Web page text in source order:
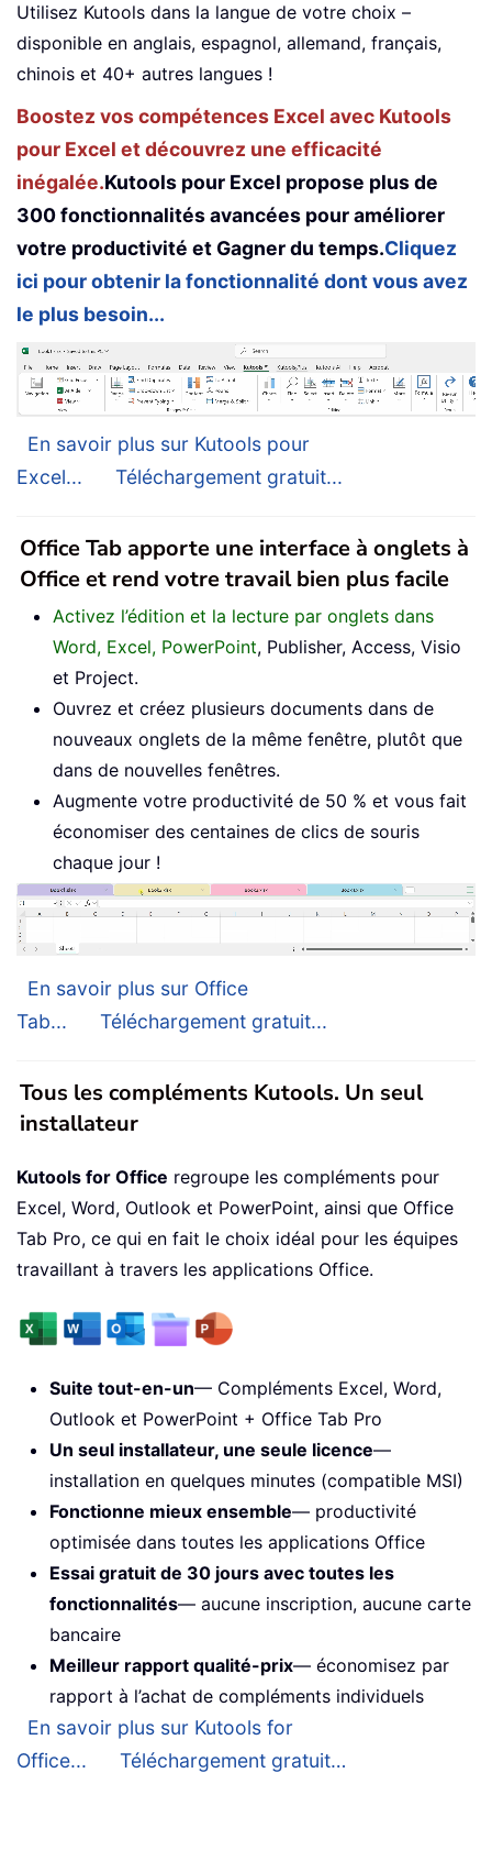
Utilisez Kutools dans la langue de votre choix –
disponible en anglais, espagnol, allemand, français,
chinois et 40+ autres langues !
Boostez vos compétences Excel avec Kutools
pour Excel et découvrez une efficacité
inégalée.Kutools pour Excel propose plus de
300 fonctionnalités avancées pour améliorer
votre productivité et Gagner du temps.Cliquez
ici pour obtenir la fonctionnalité dont vous avez
le plus besoin...
En savoir plus sur Kutools pour
Excel...
Téléchargement gratuit...
Office Tab apporte une interface à onglets à
Office et rend votre travail bien plus facile
Activez l’édition et la lecture par onglets dans
Word, Excel, PowerPoint, Publisher, Access, Visio
et Project.
Ouvrez et créez plusieurs documents dans de
nouveaux onglets de la même fenêtre, plutôt que
dans de nouvelles fenêtres.
Augmente votre productivité de 50 % et vous fait
économiser des centaines de clics de souris
chaque jour !
En savoir plus sur Office
Tab...
Téléchargement gratuit...
Tous les compléments Kutools. Un seul
installateur
Kutools for Office regroupe les compléments pour
Excel, Word, Outlook et PowerPoint, ainsi que Office
Tab Pro, ce qui en fait le choix idéal pour les équipes
travaillant à travers les applications Office.
Suite tout-en-un— Compléments Excel, Word,
Outlook et PowerPoint + Office Tab Pro
Un seul installateur, une seule licence—
installation en quelques minutes (compatible MSI)
Fonctionne mieux ensemble— productivité
optimisée dans toutes les applications Office
Essai gratuit de 30 jours avec toutes les
fonctionnalités— aucune inscription, aucune carte
bancaire
Meilleur rapport qualité-prix— économisez par
rapport à l’achat de compléments individuels
En savoir plus sur Kutools for
Office...
Téléchargement gratuit…